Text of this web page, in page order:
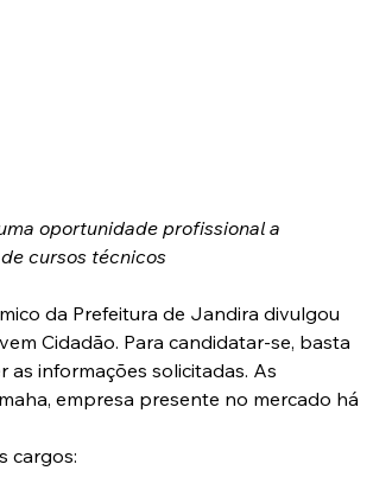
oportunidade profissional a
cursos técnicos
da Prefeitura de Jandira divulgou
Cidadão. Para candidatar-se, basta
as informações solicitadas. As
empresa presente no mercado há
cargos: